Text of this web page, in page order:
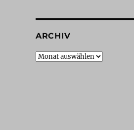
ARCHIV
Archiv